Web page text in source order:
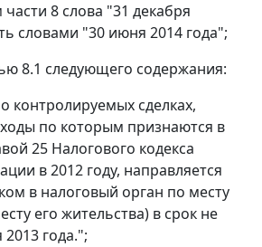
8 слова "31 декабря
словами "30 июня 2014 года";
8.1 следующего содержания:
контролируемых сделках,
по которым признаются в
25 Налогового кодекса
в 2012 году, направляется
в налоговый орган по месту
его жительства) в срок не
года.";